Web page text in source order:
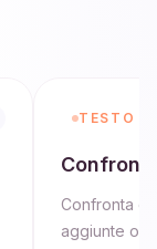
TESTO
Confronta
aggiunte o